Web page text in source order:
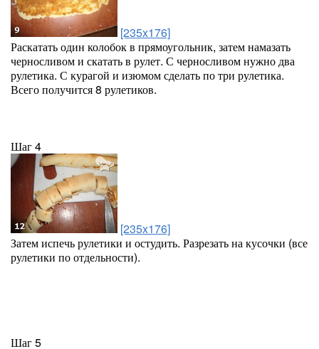
[235x176]
Раскатать один колобок в прямоугольник, затем намазать
черносливом и скатать в рулет. С черносливом нужно два
рулетика. С курагой и изюмом сделать по три рулетика.
Всего получится 8 рулетиков.
Шаг 4
[235x176]
Затем испечь рулетики и остудить. Разрезать на кусочки (все
рулетики по отдельности).
Шаг 5